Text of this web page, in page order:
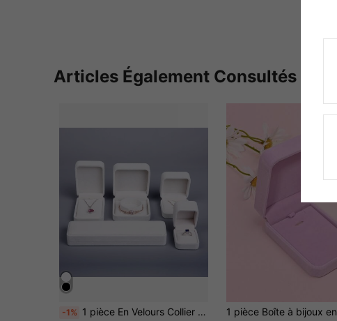
Articles Également Consultés
-1% 1 pièce En Velours Collier Boîte Pendentif Boîte Anneau Boucle D'oreille Bracelet Boîte À Cadeau Pour Emballage De Bijoux